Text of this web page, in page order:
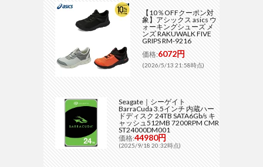
【10％OFFクーポン対
象】アシックス asics ウ
ォーキングシューズ メ
ンズ RAKUWALK FIVE
GRIPS RM-9216
価格:6072円
(2026/5/13 21:58時点)
Seagate｜シーゲイト
BarraCuda 3.5インチ 内蔵ハー
ドディスク 24TB SATA6Gb/s キ
ャッシュ512MB 7200RPM CMR
ST24000DM001
価格:44980円
(2025/9/18 20:32時点)